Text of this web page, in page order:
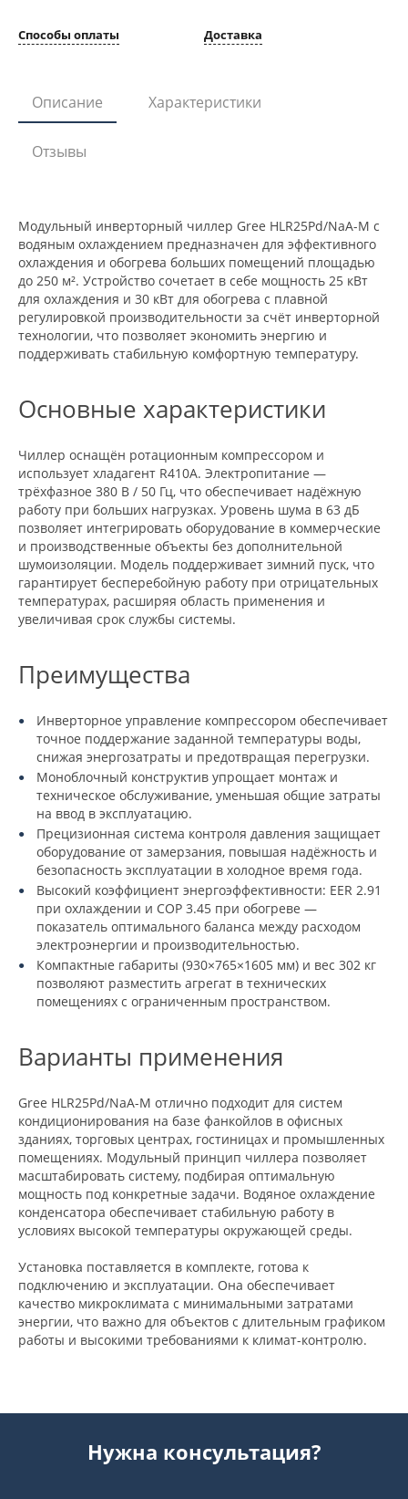
Способы оплаты Доставка
Описание Характеристики
Отзывы
Модульный инверторный чиллер Gree HLR25Pd/NaA-M с
водяным охлаждением предназначен для эффективного
охлаждения и обогрева больших помещений площадью
до 250 м². Устройство сочетает в себе мощность 25 кВт
для охлаждения и 30 кВт для обогрева с плавной
регулировкой производительности за счёт инверторной
технологии, что позволяет экономить энергию и
поддерживать стабильную комфортную температуру.
Основные характеристики
Чиллер оснащён ротационным компрессором и
использует хладагент R410A. Электропитание —
трёхфазное 380 В / 50 Гц, что обеспечивает надёжную
работу при больших нагрузках. Уровень шума в 63 дБ
позволяет интегрировать оборудование в коммерческие
и производственные объекты без дополнительной
шумоизоляции. Модель поддерживает зимний пуск, что
гарантирует бесперебойную работу при отрицательных
температурах, расширяя область применения и
увеличивая срок службы системы.
Преимущества
Инверторное управление компрессором обеспечивает
точное поддержание заданной температуры воды,
снижая энергозатраты и предотвращая перегрузки.
Моноблочный конструктив упрощает монтаж и
техническое обслуживание, уменьшая общие затраты
на ввод в эксплуатацию.
Прецизионная система контроля давления защищает
оборудование от замерзания, повышая надёжность и
безопасность эксплуатации в холодное время года.
Высокий коэффициент энергоэффективности: EER 2.91
при охлаждении и COP 3.45 при обогреве —
показатель оптимального баланса между расходом
электроэнергии и производительностью.
Компактные габариты (930×765×1605 мм) и вес 302 кг
позволяют разместить агрегат в технических
помещениях с ограниченным пространством.
Варианты применения
Gree HLR25Pd/NaA-M отлично подходит для систем
кондиционирования на базе фанкойлов в офисных
зданиях, торговых центрах, гостиницах и промышленных
помещениях. Модульный принцип чиллера позволяет
масштабировать систему, подбирая оптимальную
мощность под конкретные задачи. Водяное охлаждение
конденсатора обеспечивает стабильную работу в
условиях высокой температуры окружающей среды.
Установка поставляется в комплекте, готова к
подключению и эксплуатации. Она обеспечивает
качество микроклимата с минимальными затратами
энергии, что важно для объектов с длительным графиком
работы и высокими требованиями к климат-контролю.
Нужна консультация?